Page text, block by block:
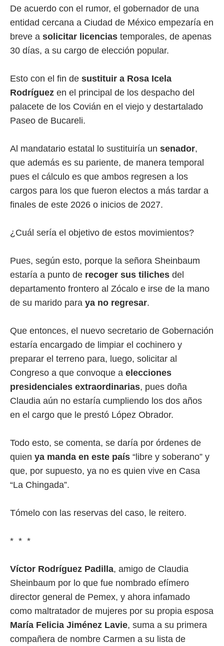
De acuerdo con el rumor, el gobernador de una
entidad cercana a Ciudad de México empezaría en
breve a solicitar licencias temporales, de apenas
30 días, a su cargo de elección popular.
Esto con el fin de sustituir a Rosa Icela
Rodríguez en el principal de los despacho del
palacete de los Covián en el viejo y destartalado
Paseo de Bucareli.
Al mandatario estatal lo sustituiría un senador,
que además es su pariente, de manera temporal
pues el cálculo es que ambos regresen a los
cargos para los que fueron electos a más tardar a
finales de este 2026 o inicios de 2027.
¿Cuál sería el objetivo de estos movimientos?
Pues, según esto, porque la señora Sheinbaum
estaría a punto de recoger sus tiliches del
departamento frontero al Zócalo e irse de la mano
de su marido para ya no regresar.
Que entonces, el nuevo secretario de Gobernación
estaría encargado de limpiar el cochinero y
preparar el terreno para, luego, solicitar al
Congreso a que convoque a elecciones
presidenciales extraordinarias, pues doña
Claudia aún no estaría cumpliendo los dos años
en el cargo que le prestó López Obrador.
Todo esto, se comenta, se daría por órdenes de
quien ya manda en este país “libre y soberano” y
que, por supuesto, ya no es quien vive en Casa
“La Chingada”.
Tómelo con las reservas del caso, le reitero.
* * *
Víctor Rodríguez Padilla, amigo de Claudia
Sheinbaum por lo que fue nombrado efímero
director general de Pemex, y ahora infamado
como maltratador de mujeres por su propia esposa
María Felicia Jiménez Lavie, suma a su primera
compañera de nombre Carmen a su lista de